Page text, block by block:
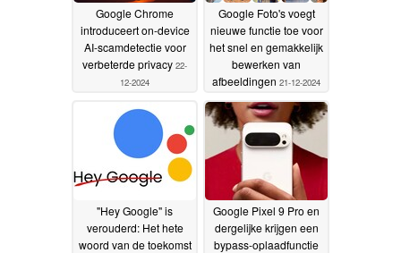
Google Chrome
introduceert on-device
AI-scamdetectie voor
verbeterde privacy 22-
12-2024
Google Foto's voegt
nieuwe functie toe voor
het snel en gemakkelijk
bewerken van
afbeeldingen 21-12-2024
"Hey Google" is
verouderd: Het hete
woord van de toekomst
Google Pixel 9 Pro en
dergelijke krijgen een
bypass-oplaadfunctie